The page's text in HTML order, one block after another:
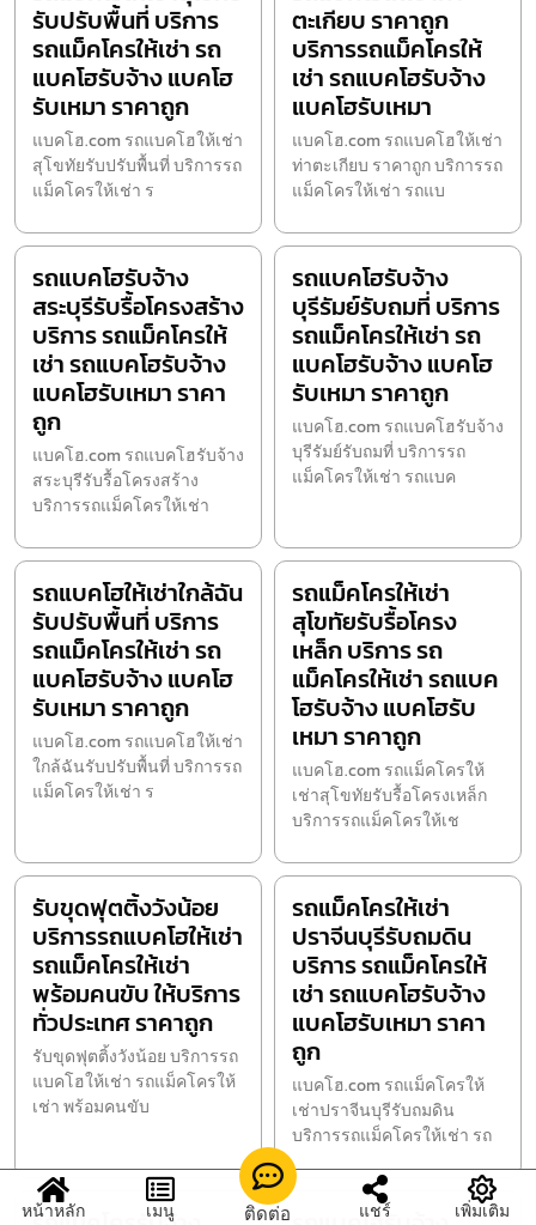
รับปรับพื้นที่ บริการ
รถแม็คโครให้เช่า รถ
แบคโฮรับจ้าง แบคโฮ
รับเหมา ราคาถูก
แบคโฮ.com รถแบคโฮให้เช่า
สุโขทัยรับปรับพื้นที่ บริการรถ
แม็คโครให้เช่า ร
ตะเกียบ ราคาถูก
บริการรถแม็คโครให้
เช่า รถแบคโฮรับจ้าง
แบคโฮรับเหมา
แบคโฮ.com รถแบคโฮให้เช่า
ท่าตะเกียบ ราคาถูก บริการรถ
แม็คโครให้เช่า รถแบ
รถแบคโฮรับจ้าง
สระบุรีรับรื้อโครงสร้าง
บริการ รถแม็คโครให้
เช่า รถแบคโฮรับจ้าง
แบคโฮรับเหมา ราคา
ถูก
แบคโฮ.com รถแบคโฮรับจ้าง
สระบุรีรับรื้อโครงสร้าง
บริการรถแม็คโครให้เช่า
รถแบคโฮรับจ้าง
บุรีรัมย์รับถมที่ บริการ
รถแม็คโครให้เช่า รถ
แบคโฮรับจ้าง แบคโฮ
รับเหมา ราคาถูก
แบคโฮ.com รถแบคโฮรับจ้าง
บุรีรัมย์รับถมที่ บริการรถ
แม็คโครให้เช่า รถแบค
รถแบคโฮให้เช่าใกล้ฉัน
รับปรับพื้นที่ บริการ
รถแม็คโครให้เช่า รถ
แบคโฮรับจ้าง แบคโฮ
รับเหมา ราคาถูก
แบคโฮ.com รถแบคโฮให้เช่า
ใกล้ฉันรับปรับพื้นที่ บริการรถ
แม็คโครให้เช่า ร
รถแม็คโครให้เช่า
สุโขทัยรับรื้อโครง
เหล็ก บริการ รถ
แม็คโครให้เช่า รถแบค
โฮรับจ้าง แบคโฮรับ
เหมา ราคาถูก
แบคโฮ.com รถแม็คโครให้
เช่าสุโขทัยรับรื้อโครงเหล็ก
บริการรถแม็คโครให้เช
รับขุดฟุตติ้งวังน้อย
บริการรถแบคโฮให้เช่า
รถแม็คโครให้เช่า
พร้อมคนขับ ให้บริการ
ทั่วประเทศ ราคาถูก
รับขุดฟุตติ้งวังน้อย บริการรถ
แบคโฮให้เช่า รถแม็คโครให้
เช่า พร้อมคนขับ
รถแม็คโครให้เช่า
ปราจีนบุรีรับถมดิน
บริการ รถแม็คโครให้
เช่า รถแบคโฮรับจ้าง
แบคโฮรับเหมา ราคา
ถูก
แบคโฮ.com รถแม็คโครให้
เช่าปราจีนบุรีรับถมดิน
บริการรถแม็คโครให้เช่า รถ
หน้าหลัก เมนู ติดต่อ แชร์ เพิ่มเติม